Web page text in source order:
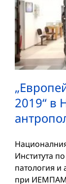
2019“ в
Института
патология
при ИЕМПАМ-